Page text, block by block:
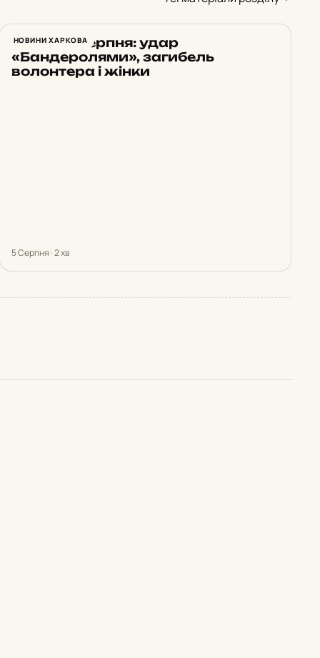
НОВИНИ ХАРКОВА
Харків 5 серпня: удар
«Бандеролями», загибель
волонтера і жінки
5 Серпня · 2 хв